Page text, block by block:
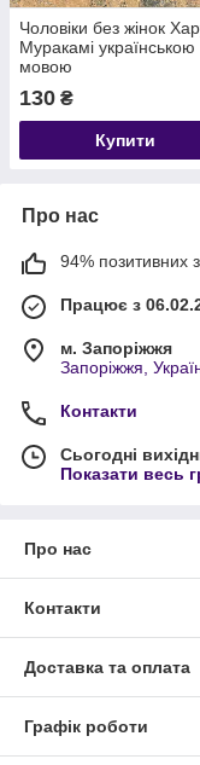
Чоловіки без жінок
Муракамі українською
мовою
130 ₴
Купити
Про нас
94% позитивних з
Працює з
м. Запоріжжя
Запоріжжя,
Контакти
Сьогодні
Показати весь
Про нас
Контакти
Доставка та оплата
Графік роботи